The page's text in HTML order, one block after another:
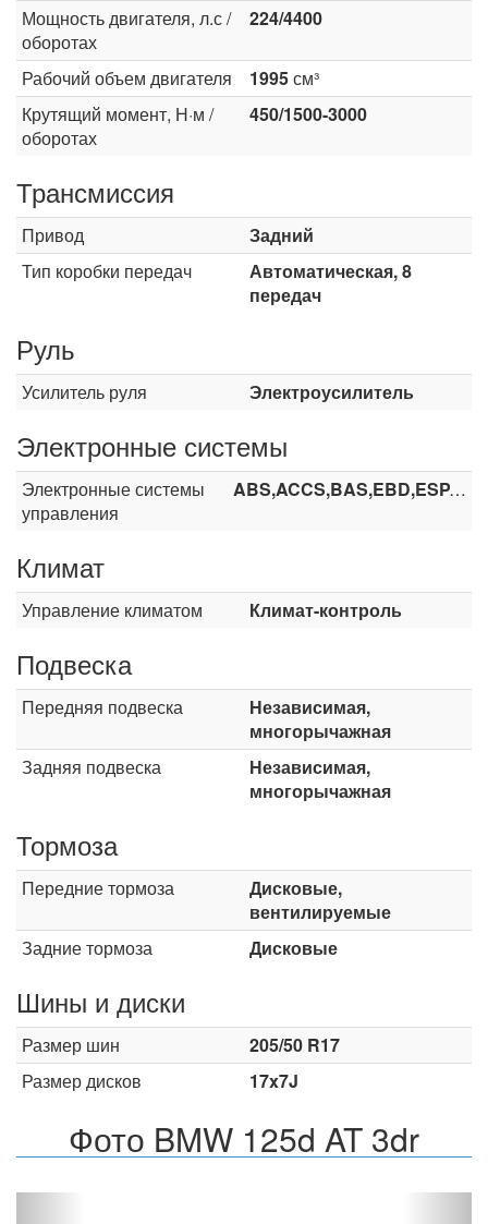
Мощность двигателя, л.с /
оборотах
224/4400
Рабочий объем двигателя 1995см³
Крутящий момент, Н·м /
оборотах
450/1500-3000
Трансмиссия
Привод
Задний
Тип коробки передач
Автоматическая, 8
передач
Руль
Усилитель руля Электроусилитель
Электронные системы
Электронные системы
управления
ABS,ACCS,BAS,EBD,ESP,TCS
Климат
Управление климатом Климат-контроль
Подвеска
Передняя подвеска
Независимая,
многорычажная
Задняя подвеска
Независимая,
многорычажная
Тормоза
Передние тормоза
Дисковые,
вентилируемые
Задние тормоза
Дисковые
Шины и диски
Размер шин
205/50 R17
Размер дисков
17x7J
Фото BMW 125d AT 3dr